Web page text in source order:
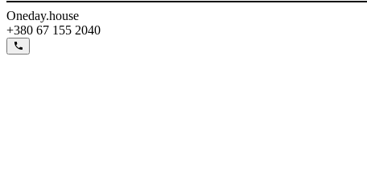
Oneday.house
+380 67 155 2040